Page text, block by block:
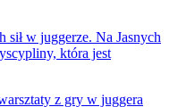
sił w juggerze. Na Jasnych
która jest